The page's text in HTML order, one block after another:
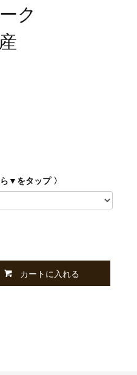
ク
▼をタップ 〉
カートに入れる